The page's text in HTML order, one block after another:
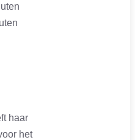
haar
het